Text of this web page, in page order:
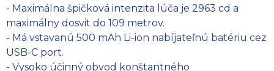
- Maximálna špičková intenzita lúča je 2963 cd a
maximálny dosvit do 109 metrov.
- Má vstavanú 500 mAh Li-ion nabíjateľnú batériu cez
USB-C port.
- Vysoko účinný obvod konštantného